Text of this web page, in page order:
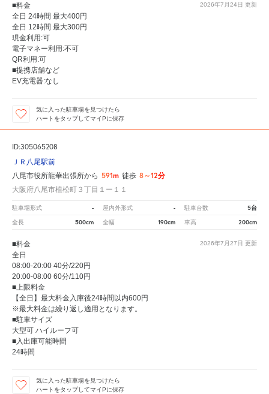
2026年7月24日 更新
■料金
全日 24時間 最大400円
全日 12時間 最大300円
現金利用:可
電子マネー利用:不可
QR利用:可
■提携店舗など
EV充電器:なし
気に入った駐車場を見つけたら
ハートをタップしてマイPに保存
ID:305065208
ＪＲ八尾駅前
八尾市役所龍華出張所から 591m 徒歩 8～12分
大阪府八尾市植松町３丁目１ー１１
駐車場形式 - 屋内外形式 - 駐車台数 5台
全長 500cm 全幅 190cm 車高 200cm
2026年7月27日 更新
■料金
全日
08:00-20:00 40分/220円
20:00-08:00 60分/110円
■上限料金
【全日】最大料金入庫後24時間以内600円
※最大料金は繰り返し適用となります。
■駐車サイズ
大型可 ハイルーフ可
■入出庫可能時間
24時間
気に入った駐車場を見つけたら
ハートをタップしてマイPに保存